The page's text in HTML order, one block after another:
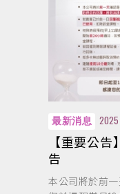
最新消息
【重要公
告
本公司將於前